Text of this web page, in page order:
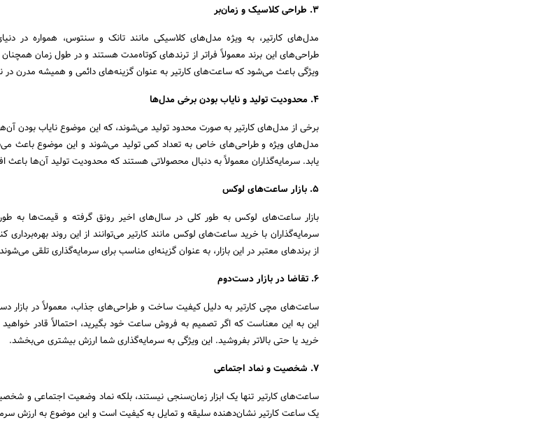
3. طراحی کلاسیک و زمان‌بر
مدل‌های کارتیر، به ویژه مدل‌های کلاسیکی مانند تانک و سنتوس، همواره در
طراحی‌های این برند معمولاً فراتر از ترندهای کوتاه‌مدت هستند و در طول زمان
ویژگی باعث می‌شود که ساعت‌های کارتیر به عنوان گزینه‌های دائمی و همیشه مدرن در
4. محدودیت تولید و نایاب بودن برخی مدل‌ها
برخی از مدل‌های کارتیر به صورت محدود تولید می‌شوند، که این موضوع نایاب بودن
مدل‌های ویژه و طراحی‌های خاص به تعداد کمی تولید می‌شوند و این موضوع باعث
یابد. سرمایه‌گذاران معمولاً به دنبال محصولاتی هستند که محدودیت تولید آن‌ها
5. بازار ساعت‌های لوکس
بازار ساعت‌های لوکس به طور کلی در سال‌های اخیر رونق گرفته و قیمت‌ها به
سرمایه‌گذاران با خرید ساعت‌های لوکس مانند کارتیر می‌توانند از این روند
از برندهای معتبر در این بازار، به عنوان گزینه‌ای مناسب برای سرمایه‌گذاری تلقی
6. تقاضا در بازار دست‌دوم
ساعت‌های مچی کارتیر به دلیل کیفیت ساخت و طراحی‌های جذاب، معمولاً در بازار
این به این معناست که اگر تصمیم به فروش ساعت خود بگیرید، احتمالاً قادر
خرید یا حتی بالاتر بفروشید. این ویژگی به سرمایه‌گذاری شما ارزش بیشتری می‌بخشد.
7. شخصیت و نماد اجتماعی
ساعت‌های کارتیر تنها یک ابزار زمان‌سنجی نیستند، بلکه نماد وضعیت اجتماعی و
یک ساعت کارتیر نشان‌دهنده سلیقه و تمایل به کیفیت است و این موضوع به ارزش